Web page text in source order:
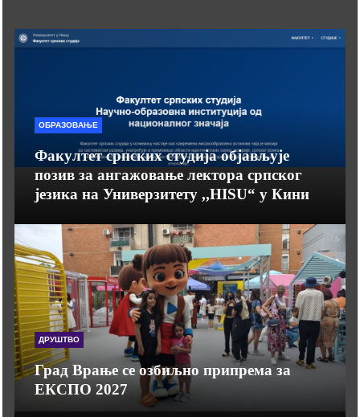
ОБРАЗОВАЊЕ
Факултет српских студија објављује
позив за ангажовање лектора српског
језика на Универзитету ,,HISU“ у Кини
ДРУШТВО
Град Врање се озбиљно припрема за
ЕКСПО 2027